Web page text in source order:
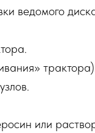
ведомого
или